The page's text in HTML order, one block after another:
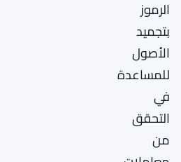
الرموز
بتجميد
الأصول
للمساعدة
في
التحقق
من